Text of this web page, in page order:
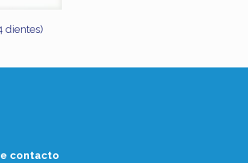
dientes)
contacto